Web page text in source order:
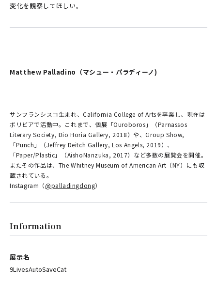
変化を観察してほしい。
Matthew Palladino（マシュー・パラディーノ)
サンフランシスコ生まれ、California College of Artsを卒業し、現在は
ボリビアで活動中。これまで、個展「Ouroboros」（Parnassos
Literary Society, Dio Horia Gallery, 2018）や、Group Show,
「Punch」（Jeffrey Deitch Gallery, Los Angels, 2019）、
「Paper/Plastic」（AishoNanzuka, 2017）など多数の展覧会を開催。
またその作品は、The Whitney Museum of American Art（NY）にも収
蔵されている。
Instagram（@palladingdong）
Information
展示名
9LivesAutoSaveCat